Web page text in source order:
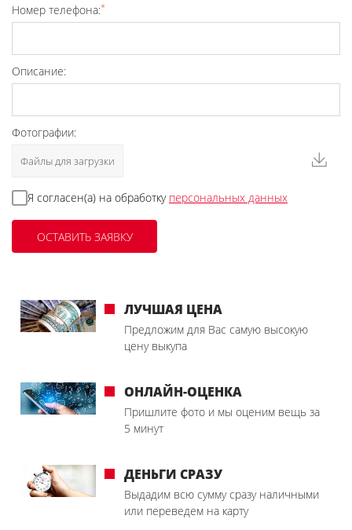
Номер телефона:*
Описание:
Фотографии:
Файлы для загрузки
Я согласен(а) на обработку персональных данных
ЛУЧШАЯ ЦЕНА
Предложим для Вас самую высокую
цену выкупа
ОНЛАЙН-ОЦЕНКА
Пришлите фото и мы оценим вещь за
5 минут
ДЕНЬГИ СРАЗУ
Выдадим всю сумму сразу наличными
или переведем на карту